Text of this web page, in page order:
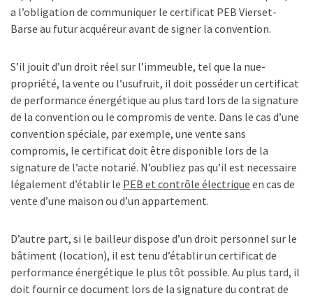
a l’obligation de communiquer le certificat PEB Vierset-
Barse au futur acquéreur avant de signer la convention.
S’il jouit d’un droit réel sur l’immeuble, tel que la nue-
propriété, la vente ou l’usufruit, il doit posséder un certificat
de performance énergétique au plus tard lors de la signature
de la convention ou le compromis de vente. Dans le cas d’une
convention spéciale, par exemple, une vente sans
compromis, le certificat doit être disponible lors de la
signature de l’acte notarié. N’oubliez pas qu’il est necessaire
légalement d’établir le PEB et contrôle électrique en cas de
vente d’une maison ou d’un appartement.
D’autre part, si le bailleur dispose d’un droit personnel sur le
bâtiment (location), il est tenu d’établir un certificat de
performance énergétique le plus tôt possible. Au plus tard, il
doit fournir ce document lors de la signature du contrat de